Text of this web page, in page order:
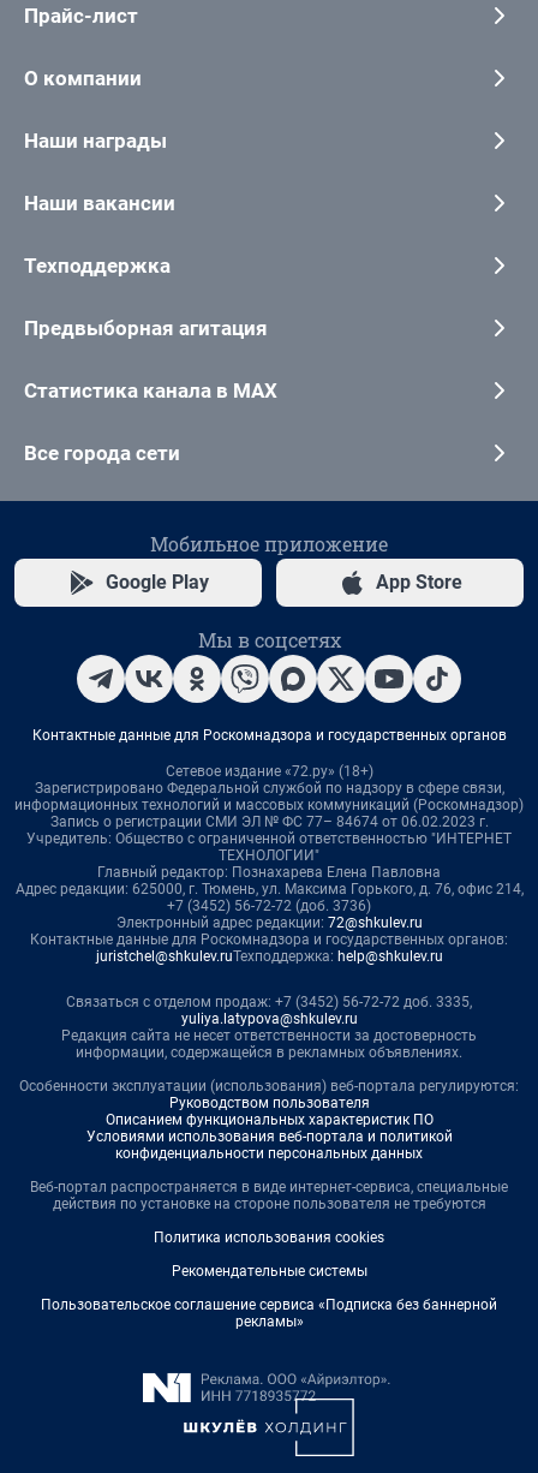
Прайс-лист
О компании
Наши награды
Наши вакансии
Техподдержка
Предвыборная агитация
Статистика канала в MAX
Все города сети
Мобильное приложение
Google Play App Store
Мы в соцсетях
Контактные данные для Роскомнадзора и государственных органов
Сетевое издание «72.ру» (18+)
Зарегистрировано Федеральной службой по надзору в сфере связи,
информационных технологий и массовых коммуникаций (Роскомнадзор)
Запись о регистрации СМИ ЭЛ № ФС 77– 84674 от 06.02.2023 г.
Учредитель: Общество с ограниченной ответственностью "ИНТЕРНЕТ
ТЕХНОЛОГИИ"
Главный редактор: Познахарева Елена Павловна
Адрес редакции: 625000, г. Тюмень, ул. Максима Горького, д. 76, офис 214,
+7 (3452) 56-72-72 (доб. 3736)
Электронный адрес редакции: 72@shkulev.ru
Контактные данные для Роскомнадзора и государственных органов:
juristchel@shkulev.ruТехподдержка: help@shkulev.ru
Связаться с отделом продаж: +7 (3452) 56-72-72 доб. 3335,
yuliya.latypova@shkulev.ru
Редакция сайта не несет ответственности за достоверность
информации, содержащейся в рекламных объявлениях.
Особенности эксплуатации (использования) веб-портала регулируются:
Руководством пользователя
Описанием функциональных характеристик ПО
Условиями использования веб-портала и политикой
конфиденциальности персональных данных
Веб-портал распространяется в виде интернет-сервиса, специальные
действия по установке на стороне пользователя не требуются
Политика использования cookies
Рекомендательные системы
Пользовательское соглашение сервиса «Подписка без баннерной
рекламы»